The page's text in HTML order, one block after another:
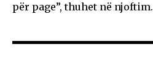
për page”, thuhet në njoftim.